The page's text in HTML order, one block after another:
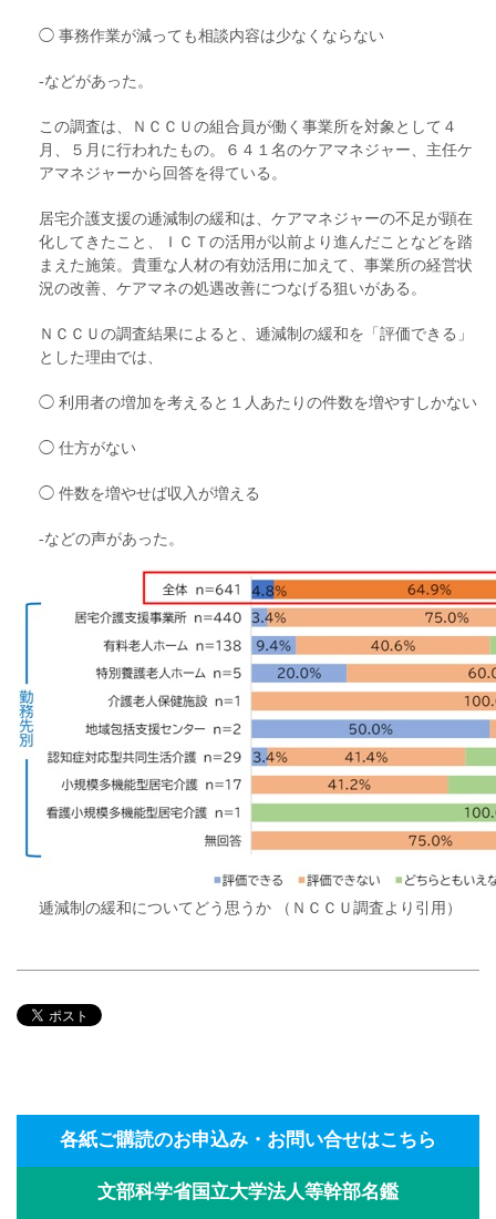
◯ 事務作業が減っても相談内容は少なくならない
‐などがあった。
この調査は、ＮＣＣＵの組合員が働く事業所を対象として４
月、５月に行われたもの。６４１名のケアマネジャー、主任ケ
アマネジャーから回答を得ている。
居宅介護支援の逓減制の緩和は、ケアマネジャーの不足が顕在
化してきたこと、ＩＣＴの活用が以前より進んだことなどを踏
まえた施策。貴重な人材の有効活用に加えて、事業所の経営状
況の改善、ケアマネの処遇改善につなげる狙いがある。
ＮＣＣＵの調査結果によると、逓減制の緩和を「評価できる」
とした理由では、
◯ 利用者の増加を考えると１人あたりの件数を増やすしかない
◯ 仕方がない
◯ 件数を増やせば収入が増える
‐などの声があった。
逓減制の緩和についてどう思うか （ＮＣＣＵ調査より引用）
各紙ご購読のお申込み・お問い合せはこちら
文部科学省国立大学法人等幹部名鑑